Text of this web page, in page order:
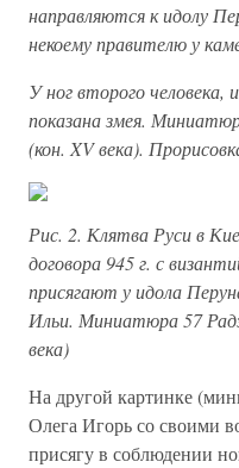
направляются к идолу
некоему правителю у
У ног второго человека,
показана змея.
(кон. XV века).
Рис. 2. Клятва Руси в
договора 945 г. с
присягают у идола
Ильи. Миниатюра 57
века)
На другой картинке
Олега Игорь со своими
присягу в соблюдении